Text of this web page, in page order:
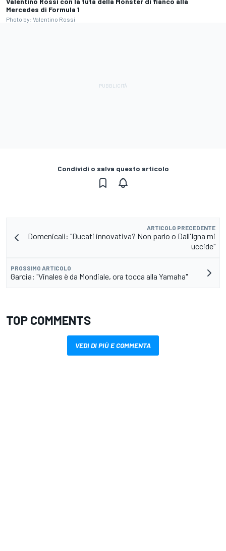
Mercedes di Formula 1
Photo by: Valentino Rossi
Condividi o salva questo articolo
ARTICOLO PRECEDENTE
Domenicali: "Ducati innovativa? Non parlo o Dall'Igna mi
uccide"
PROSSIMO ARTICOLO
Garcia: "Vinales è da Mondiale, ora tocca alla Yamaha"
TOP COMMENTS
VEDI DI PIÙ E COMMENTA